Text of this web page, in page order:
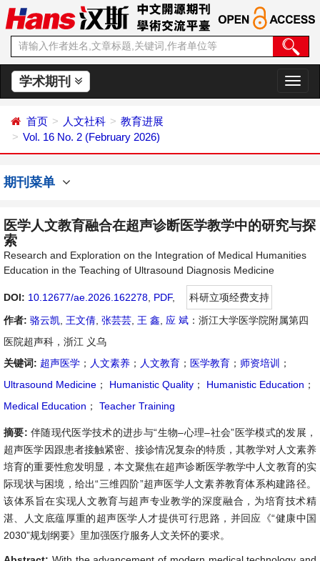
学术期刊
切
换
首页 人文社科
教育进展
Vol. 16 No. 2 (February 2026)
期刊菜单
医学人文教育融合在超声诊断医学教学中的研究与探
索
Research and Exploration on the Integration of Medical Humanities
Education in the Teaching of Ultrasound Diagnosis Medicine
DOI: 10.12677/ae.2026.162278 PDF,
科研立项经费支持
作者: 骆云凯 王文倩 张芸芸 王 鑫 应 斌 ：浙江大学医学院附属第四
医院超声科，浙江 义乌
关键词: 超声医学 ； 人文素养 ； 人文教育 ； 医学教育 ； 师资培训
；
Ultrasound Medicine ； Humanistic Quality ； Humanistic Education ；
Medical Education ； Teacher Training
摘要:伴随现代医学技术的进步与“生物–心理–社会”医学模式的发展，
超声医学因跟患者接触紧密、接诊情况复杂的特质，其教学对人文素养
培育的重要性愈发明显，本文聚焦在超声诊断医学教学中人文教育的实
际现状与困境，给出“三维四阶”超声医学人文素养教育体系构建路径。
该体系旨在实现人文教育与超声专业教学的深度融合，为培育技术精
湛、人文底蕴厚重的超声医学人才提供可行思路，并回应《“健康中国
2030”规划纲要》里加强医疗服务人文关怀的要求。